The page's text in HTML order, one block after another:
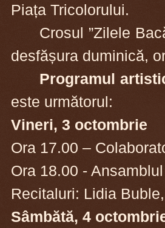
Piața Tricolorului.
Crosul ”Zilele
desfășura duminică,
Programul
este următorul:
Vineri, 3 octombrie
Ora 17.00 –
Ora 18.00 -
Recitaluri: Lidia
Sâmbătă, 4